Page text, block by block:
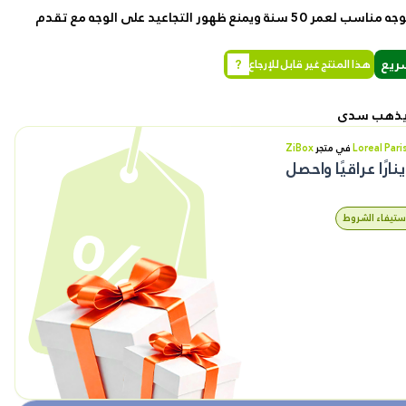
عناويني
سجل المشاهدة
المفضلة الخاصة بي
يقلل من ظهور التجاعيد ويزيد من الرطوبة في الوجه مناسب لعمر 50 سنة ويمنع ظهور التجاعيد على الوجه مع تقدم
هذا المنتج غير قابل للإرجاع ?
يذهب سدى
Loreal Parisفي متجرZiBox
عراقيًا واحصل
الشروط